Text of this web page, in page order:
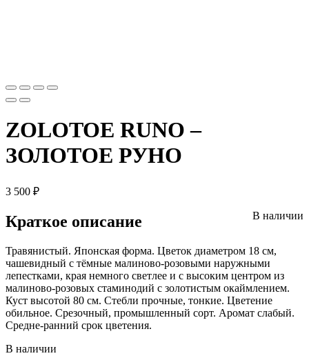
ZOLOTOE RUNO –
ЗОЛОТОЕ РУНО
3 500 ₽
В наличии
Краткое описание
Травянистый. Японская форма. Цветок диаметром 18 см,
чашевидный с тёмные малиново-розовыми наружными
лепестками, края немного светлее и с высоким центром из
малиново-розовых стаминодий с золотистым окаймлением.
Куст высотой 80 см. Стебли прочные, тонкие. Цветение
обильное. Срезочный, промышленный сорт. Аромат слабый.
Средне-ранний срок цветения.
В наличии